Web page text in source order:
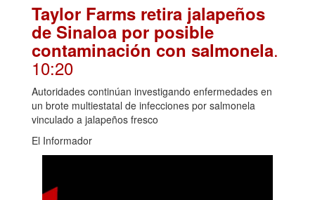
Taylor Farms retira jalapeños
de Sinaloa por posible
contaminación con salmonela.
10:20
Autoridades continúan investigando enfermedades en
un brote multiestatal de infecciones por salmonela
vinculado a jalapeños fresco
El Informador